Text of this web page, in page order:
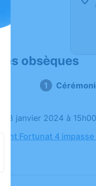
obsèques
18 janvier 2024 à 15h00
Saint Fortunat 4